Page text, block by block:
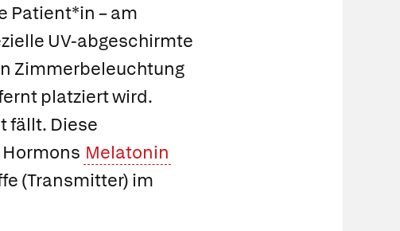
Patient*in – am
UV-abgeschirmte
Zimmerbeleuchtung
platziert wird.
fällt. Diese
Melatonin
(Transmitter) im